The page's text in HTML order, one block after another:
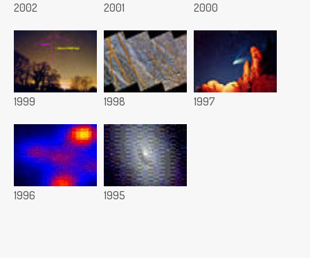
2002 2001 2000
1999 1998 1997
1996 1995